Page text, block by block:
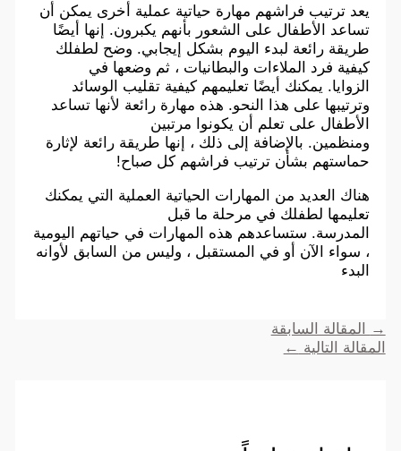
يعد ترتيب فراشهم مهارة حياتية عملية أخرى يمكن أن
تساعد الأطفال على الشعور بأنهم يكبرون. إنها أيضًا
طريقة رائعة لبدء اليوم بشكل إيجابي. وضح لطفلك
كيفية فرد الملاءات والبطانيات ، ثم وضعها في
الزوايا. يمكنك أيضًا تعليمهم كيفية تقليب الوسائد
وترتيبها على هذا النحو. هذه مهارة رائعة لأنها تساعد
الأطفال على تعلم أن يكونوا مرتبين
ومنظمين. بالإضافة إلى ذلك ، إنها طريقة رائعة لإثارة
حماستهم بشأن ترتيب فراشهم كل صباح!
هناك العديد من المهارات الحياتية العملية التي يمكنك
تعليمها لطفلك في مرحلة ما قبل
المدرسة. ستساعدهم هذه المهارات في حياتهم اليومية
، سواء الآن أو في المستقبل ، وليس من السابق لأوانه
البدء
→ المقالة السابقة
المقالة التالية ←